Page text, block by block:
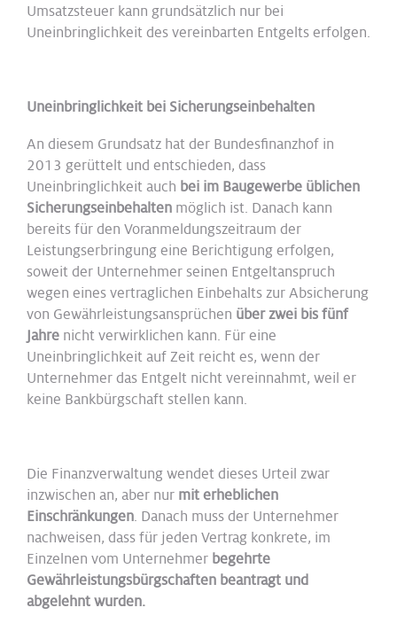
Umsatzsteuer kann grundsätzlich nur bei
Uneinbringlichkeit des vereinbarten Entgelts erfolgen.
Uneinbringlichkeit bei Sicherungseinbehalten
An diesem Grundsatz hat der Bundesfinanzhof in
2013 gerüttelt und entschieden, dass
Uneinbringlichkeit auch bei im Baugewerbe üblichen
Sicherungseinbehalten möglich ist. Danach kann
bereits für den Voranmeldungszeitraum der
Leistungserbringung eine Berichtigung erfolgen,
soweit der Unternehmer seinen Entgeltanspruch
wegen eines vertraglichen Einbehalts zur Absicherung
von Gewährleistungsansprüchen über zwei bis fünf
Jahre nicht verwirklichen kann. Für eine
Uneinbringlichkeit auf Zeit reicht es, wenn der
Unternehmer das Entgelt nicht vereinnahmt, weil er
keine Bankbürgschaft stellen kann.
Die Finanzverwaltung wendet dieses Urteil zwar
inzwischen an, aber nur mit erheblichen
Einschränkungen. Danach muss der Unternehmer
nachweisen, dass für jeden Vertrag konkrete, im
Einzelnen vom Unternehmer begehrte
Gewährleistungsbürgschaften beantragt und
abgelehnt wurden.